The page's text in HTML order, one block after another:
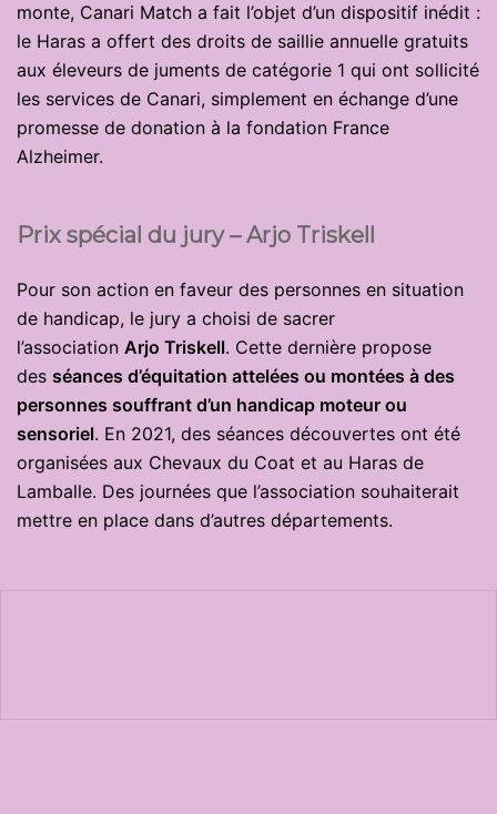
monte, Canari Match a fait l’objet d’un dispositif inédit :
le Haras a offert des droits de saillie annuelle gratuits
aux éleveurs de juments de catégorie 1 qui ont sollicité
les services de Canari, simplement en échange d’une
promesse de donation à la fondation France
Alzheimer.
Prix spécial du jury – Arjo Triskell
Pour son action en faveur des personnes en situation
de handicap, le jury a choisi de sacrer
l’association Arjo Triskell. Cette dernière propose
des séances d’équitation attelées ou montées à des
personnes souffrant d’un handicap moteur ou
sensoriel. En 2021, des séances découvertes ont été
organisées aux Chevaux du Coat et au Haras de
Lamballe. Des journées que l’association souhaiterait
mettre en place dans d’autres départements.